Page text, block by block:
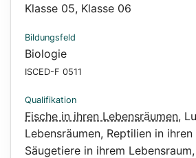
Klasse 05, Klasse 06
Bildungsfeld
Biologie
ISCED-F 0511
Qualifikation
Fische in ihren Lebensräumen,
Lebensräumen, Reptilien in
Säugetiere in ihrem Lebensraum,